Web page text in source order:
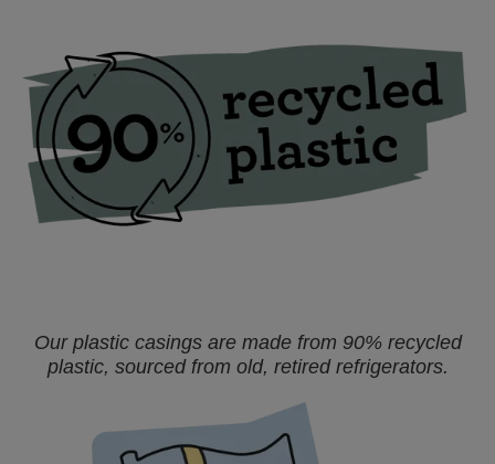
Our plastic casings are made from 90% recycled
plastic, sourced from old, retired refrigerators.